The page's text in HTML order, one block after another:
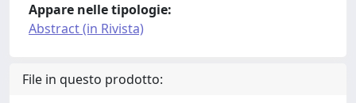
Appare nelle tipologie:
Abstract (in Rivista)
File in questo prodotto: